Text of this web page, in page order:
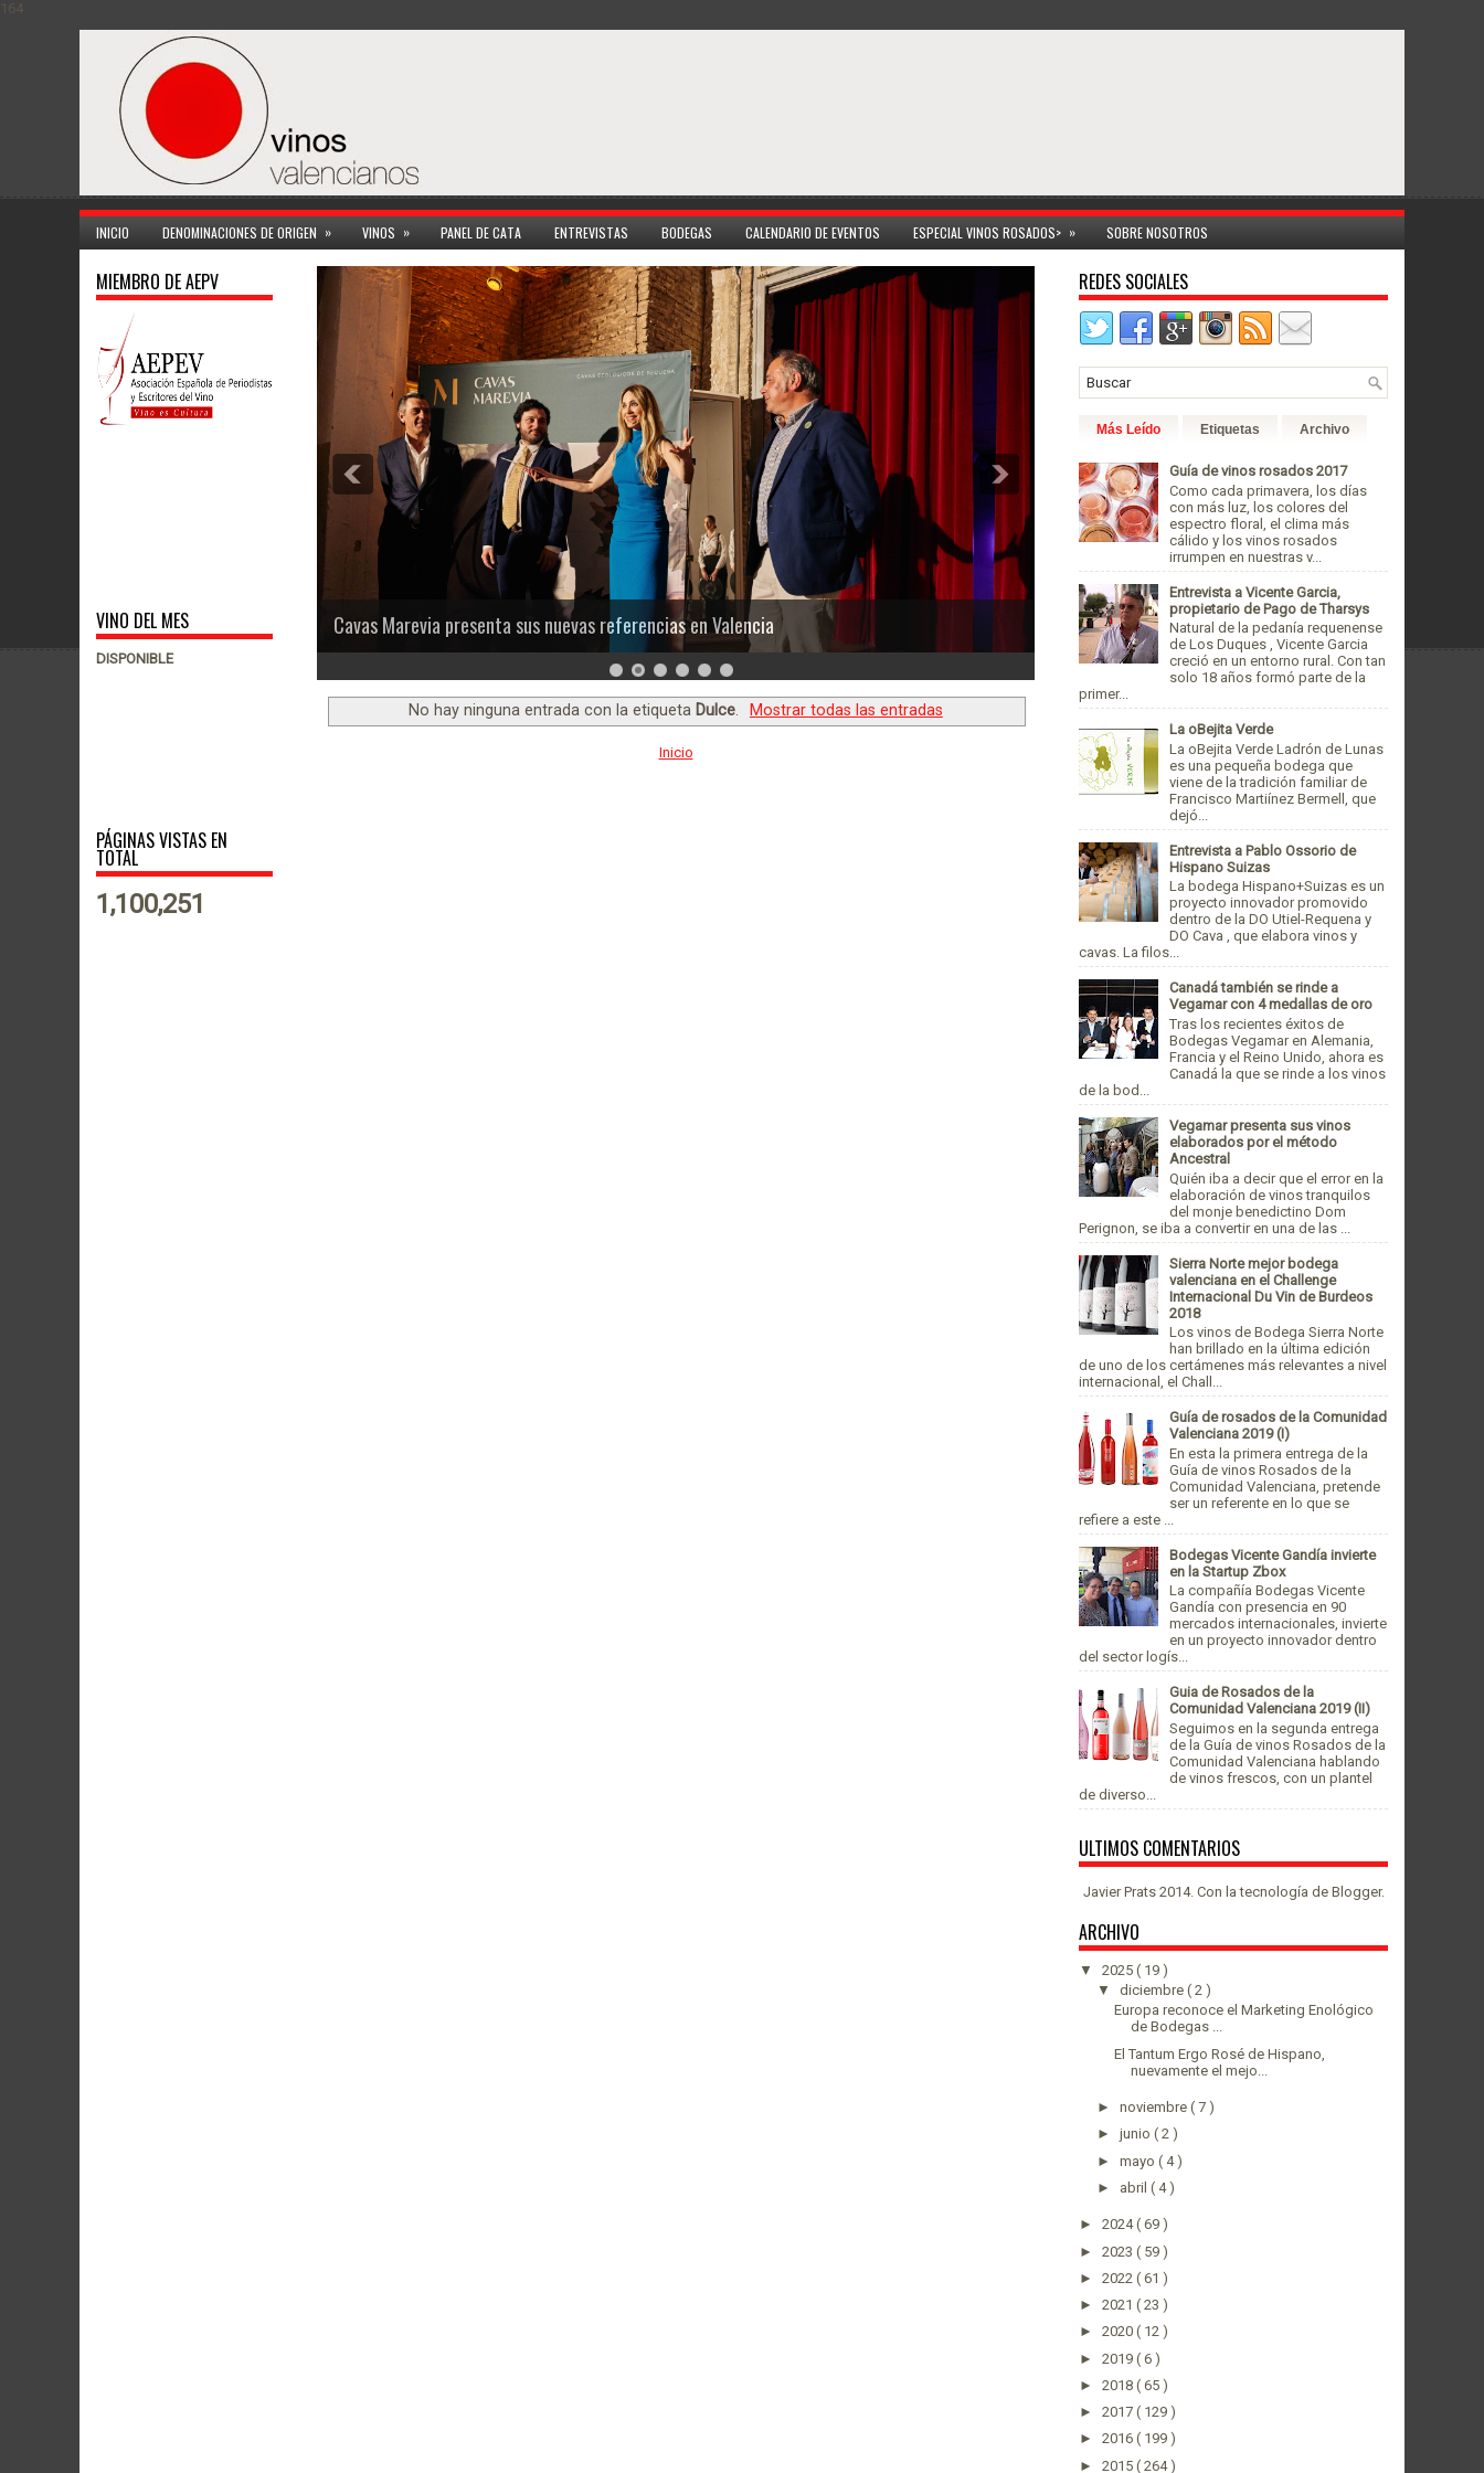
164
INICIO DENOMINACIONES DE ORIGEN » VINOS » PANEL DE CATA ENTREVISTAS BODEGAS CALENDARIO DE EVENTOS ESPECIAL VINOS ROSADOS> » SOBRE NOSOTROS
MIEMBRO DE AEPV
VINO DEL MES
DISPONIBLE
PÁGINAS VISTAS EN
TOTAL
1,100,251
Cavas Marevia presenta sus nuevas referencias en Valencia
No hay ninguna entrada con la etiqueta Dulce. Mostrar todas las entradas
Inicio
REDES SOCIALES
Más Leído Etiquetas Archivo
Guía de vinos rosados 2017
Como cada primavera, los días
con más luz, los colores del
espectro floral, el clima más
cálido y los vinos rosados
irrumpen en nuestras v...
Entrevista a Vicente Garcia,
propietario de Pago de Tharsys
Natural de la pedanía requenense
de Los Duques , Vicente Garcia
creció en un entorno rural. Con tan
solo 18 años formó parte de la
primer...
La oBejita Verde
La oBejita Verde Ladrón de Lunas
es una pequeña bodega que
viene de la tradición familiar de
Francisco Martiínez Bermell, que
dejó...
Entrevista a Pablo Ossorio de
Hispano Suizas
La bodega Hispano+Suizas es un
proyecto innovador promovido
dentro de la DO Utiel-Requena y
DO Cava , que elabora vinos y
cavas. La filos...
Canadá también se rinde a
Vegamar con 4 medallas de oro
Tras los recientes éxitos de
Bodegas Vegamar en Alemania,
Francia y el Reino Unido, ahora es
Canadá la que se rinde a los vinos
de la bod...
Vegamar presenta sus vinos
elaborados por el método
Ancestral
Quién iba a decir que el error en la
elaboración de vinos tranquilos
del monje benedictino Dom
Perignon, se iba a convertir en una de las ...
Sierra Norte mejor bodega
valenciana en el Challenge
Internacional Du Vin de Burdeos
2018
Los vinos de Bodega Sierra Norte
han brillado en la última edición
de uno de los certámenes más relevantes a nivel
internacional, el Chall...
Guía de rosados de la Comunidad
Valenciana 2019 (I)
En esta la primera entrega de la
Guía de vinos Rosados de la
Comunidad Valenciana, pretende
ser un referente en lo que se
refiere a este ...
Bodegas Vicente Gandía invierte
en la Startup Zbox
La compañía Bodegas Vicente
Gandía con presencia en 90
mercados internacionales, invierte
en un proyecto innovador dentro
del sector logís...
Guia de Rosados de la
Comunidad Valenciana 2019 (II)
Seguimos en la segunda entrega
de la Guía de vinos Rosados de la
Comunidad Valenciana hablando
de vinos frescos, con un plantel
de diverso...
ULTIMOS COMENTARIOS
Javier Prats 2014. Con la tecnología de Blogger.
ARCHIVO
▼ 2025 ( 19 )
▼ diciembre ( 2 )
Europa reconoce el Marketing Enológico
de Bodegas ...
El Tantum Ergo Rosé de Hispano,
nuevamente el mejo...
► noviembre ( 7 )
► junio ( 2 )
► mayo ( 4 )
► abril ( 4 )
► 2024( 69 )
► 2023 ( 59 )
► 2022 ( 61 )
► 2021 ( 23 )
► 2020 ( 12 )
► 2019 ( 6 )
► 2018 ( 65 )
► 2017 ( 129 )
► 2016 ( 199 )
► 2015 ( 264 )